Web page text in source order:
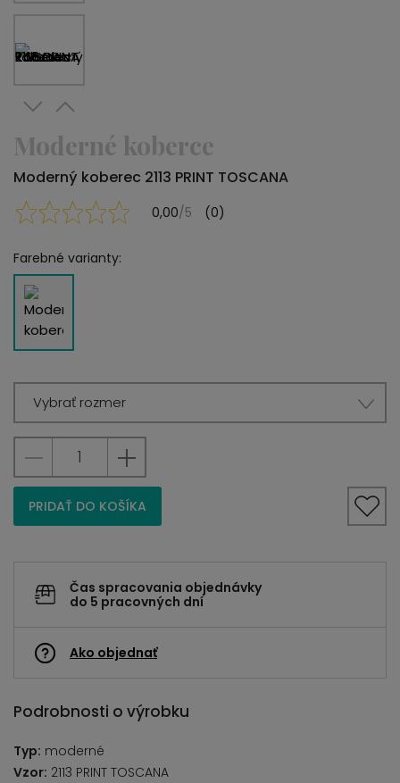
Moderné koberce
Moderný koberec 2113 PRINT TOSCANA
0,00/5 (0)
Farebné varianty:
Vybrať rozmer
PRIDAŤ DO KOŠÍKA
Čas spracovania objednávky
do 5 pracovných dní
Ako objednať
Podrobnosti o výrobku
Typ: moderné
Vzor: 2113 PRINT TOSCANA